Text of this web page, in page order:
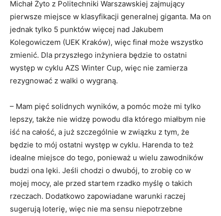
Michał Żyto z Politechniki Warszawskiej zajmujący
pierwsze miejsce w klasyfikacji generalnej giganta. Ma on
jednak tylko 5 punktów więcej nad Jakubem
Kolegowiczem (UEK Kraków), więc finał może wszystko
zmienić. Dla przyszłego inżyniera będzie to ostatni
występ w cyklu AZS Winter Cup, więc nie zamierza
rezygnować z walki o wygraną.
– Mam pięć solidnych wyników, a pomóc może mi tylko
lepszy, także nie widzę powodu dla którego miałbym nie
iść na całość, a już szczególnie w związku z tym, że
będzie to mój ostatni występ w cyklu. Harenda to też
idealne miejsce do tego, ponieważ u wielu zawodników
budzi ona lęki. Jeśli chodzi o dwubój, to zrobię co w
mojej mocy, ale przed startem rzadko myślę o takich
rzeczach. Dodatkowo zapowiadane warunki raczej
sugerują loterię, więc nie ma sensu niepotrzebne